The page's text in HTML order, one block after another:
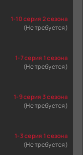
1-10 серия 2 сезона
(Не требуется)
1-7 серия 1 сезона
(Не требуется)
1-9 серия 3 сезона
(Не требуется)
1-3 серия 1 сезона
(Не требуется)